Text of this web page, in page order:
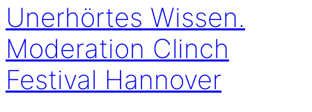
Unerhörtes Wissen.
Moderation Clinch
Festival Hannover